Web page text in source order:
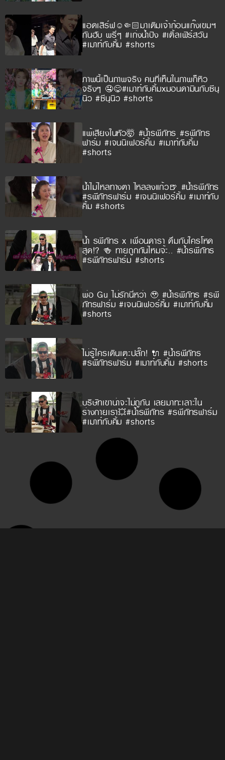
แอดเสิร์ฟ☺️🤏🏻มาเติมเจ้าก้อนแก๊งเขมฯ
กันฮับ พรี่ๆ #เก่งน้ำปิง #เติ้ลเฟิร์สวัน
#เมาท์กับคิ้ม #shorts
ภาพนี้เป็นภาพจริง คนที่เห็นในภาพก็หิว
จริงๆ 🤤😋#เมาท์กับคิ้มxมอนดามินกับซีนุ
นิว #ซีนุนิว #shorts
แพ้เสียงในหัว🤯 #น้ำรพีภัทร #รพีภัทร
ฟาร์ม #เจนนิเฟอร์คิ้ม #เมาท์กับคิ้ม
#shorts
น้ำไม่ไหลทางตา ไหลลงแก้ว🍺 #น้ำรพีภัทร
#รพีภัทรฟาร์ม #เจนนิเฟอร์คิ้ม #เมาท์กับ
คิ้ม #shorts
น้ำ รพีภัทร x เพื่อนดารา ดื่มกับใครโหด
สุด!? 🍻 ทายถูกกันไหมจ้ะ.. #น้ำรพีภัทร
#รพีภัทรฟาร์ม #shorts
พ่อ Gu ไม่รักนี่หว่า 🥹 #น้ำรพีภัทร #รพี
ภัทรฟาร์ม #เจนนิเฟอร์คิ้ม #เมาท์กับคิ้ม
#shorts
ไม่รู้ใครเดินเตะปลั๊ก! 🔌 #น้ำรพีภัทร
#รพีภัทรฟาร์ม #เมาท์กับคิ้ม #shorts
บริษัทเขาน่าจะไม่ถูกัน เลยมาทะเลาะใน
ร่างกายเรา💥#น้ำรพีภัทร #รพีภัทรฟาร์ม
#เมาท์กับคิ้ม #shorts